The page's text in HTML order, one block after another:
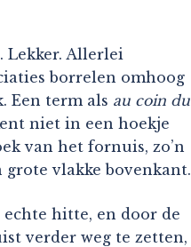
Lekker. Allerlei
borrelen omhoog
Een term als au coin du
niet in een hoekje
van het fornuis, zo’n
vlakke bovenkant.
hitte, en door de
verder weg te zetten,